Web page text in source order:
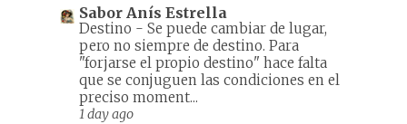
Sabor Anís Estrella
Destino - Se puede cambiar de lugar,
pero no siempre de destino. Para
"forjarse el propio destino" hace falta
que se conjuguen las condiciones en el
preciso moment...
1 day ago